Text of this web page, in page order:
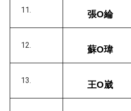
張O綸
蘇O瑋
王O崴